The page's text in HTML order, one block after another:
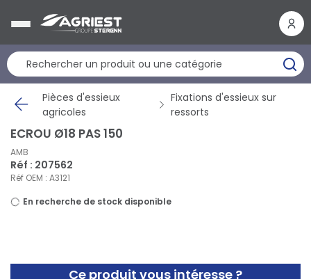
Pièces d'essieux
agricoles
Fixations d'essieux sur
ressorts
Ce produit vous intéresse ?
ECROU Ø18 PAS 150
AMB
Réf : 207562
Réf OEM : A3121
En recherche de stock disponible